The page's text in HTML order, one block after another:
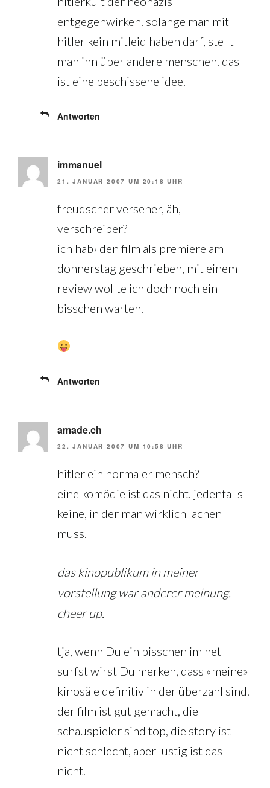
entgegenwirken. solange man mit
hitler kein mitleid haben darf, stellt
man ihn über andere menschen. das
ist eine beschissene idee.
Antworten
immanuel
21. JANUAR 2007 UM 20:18 UHR
freudscher verseher, äh,
verschreiber?
ich hab› den film als premiere am
donnerstag geschrieben, mit einem
review wollte ich doch noch ein
bisschen warten.
Antworten
amade.ch
22. JANUAR 2007 UM 10:58 UHR
hitler ein normaler mensch?
eine komödie ist das nicht. jedenfalls
keine, in der man wirklich lachen
muss.
das kinopublikum in meiner
vorstellung war anderer meinung.
cheer up.
tja, wenn Du ein bisschen im net
surfst wirst Du merken, dass «meine»
kinosäle definitiv in der überzahl sind.
der film ist gut gemacht, die
schauspieler sind top, die story ist
nicht schlecht, aber lustig ist das
nicht.